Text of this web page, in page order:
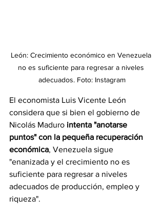
León: Crecimiento económico en Venezuela
no es suficiente para regresar a niveles
adecuados. Foto: Instagram
El economista Luis Vicente León
considera que si bien el gobierno de
Nicolás Maduro intenta "anotarse
puntos" con la pequeña recuperación
económica, Venezuela sigue
"enanizada y el crecimiento no es
suficiente para regresar a niveles
adecuados de producción, empleo y
riqueza".